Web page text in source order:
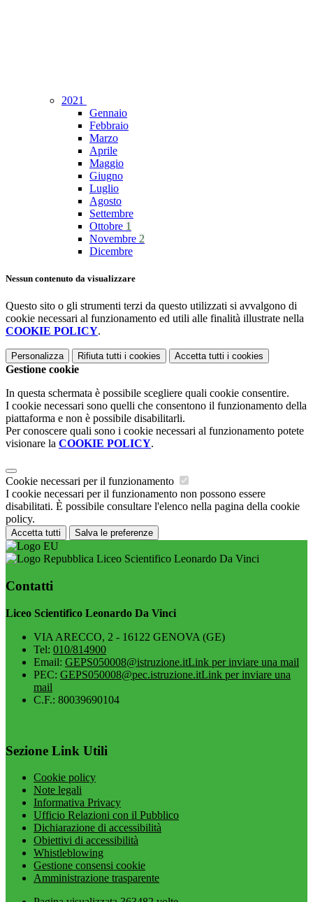
2021
Gennaio
Febbraio
Marzo
Aprile
Maggio
Giugno
Luglio
Agosto
Settembre
Ottobre 1
Novembre 2
Dicembre
Nessun contenuto da visualizzare
Questo sito o gli strumenti terzi da questo utilizzati si avvalgono di
cookie necessari al funzionamento ed utili alle finalità illustrate nella
COOKIE POLICY.
Personalizza Rifiuta tutti i cookies Accetta tutti i cookies
Gestione cookie
In questa schermata è possibile scegliere quali cookie consentire.
I cookie necessari sono quelli che consentono il funzionamento della
piattaforma e non è possibile disabilitarli.
Per conoscere quali sono i cookie necessari al funzionamento potete
visionare la COOKIE POLICY.
Cookie necessari per il funzionamento
I cookie necessari per il funzionamento non possono essere
disabilitati. È possibile consultare l'elenco nella pagina della cookie
policy.
Accetta tutti Salva le preferenze
Liceo Scientifico Leonardo Da Vinci
Contatti
Liceo Scientifico Leonardo Da Vinci
VIA ARECCO, 2 - 16122 GENOVA (GE)
Tel: 010/814900
Email: GEPS050008@istruzione.itLink per inviare una mail
PEC: GEPS050008@pec.istruzione.itLink per inviare una
mail
C.F.: 80039690104
Sezione Link Utili
Cookie policy
Note legali
Informativa Privacy
Ufficio Relazioni con il Pubblico
Dichiarazione di accessibilità
Obiettivi di accessibilità
Whistleblowing
Gestione consensi cookie
Amministrazione trasparente